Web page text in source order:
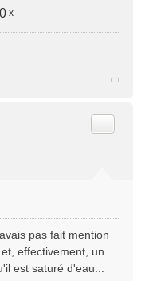
0 x
pas fait mention
effectivement, un
est saturé d'eau...